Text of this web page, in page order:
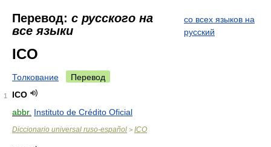
Перевод: с русского на
все языки
со всех языков на
русский
ICO
Толкование Перевод
1
ICO
abbr. Instituto de Crédito Oficial
Diccionario universal ruso-español > ICO